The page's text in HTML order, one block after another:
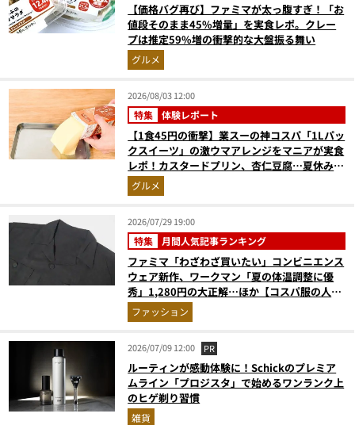
【価格バグ再び】ファミマが太っ腹すぎ！「お
値段そのまま45%増量」を実食レポ。クレー
プは推定59%増の衝撃的な大盤振る舞い
グルメ
2026/08/03 12:00
特集 体験レポート
【1食45円の衝撃】業スーの神コスパ「1Lパッ
クスイーツ」の激ウマアレンジをマニアが実食
レポ！カスタードプリン、杏仁豆腐…夏休みの
おやつに最強すぎた
グルメ
2026/07/29 19:00
特集 月間人気記事ランキング
ファミマ「わざわざ買いたい」コンビニエンス
ウェア新作、ワークマン「夏の体温調整に優
秀」1,280円の大正解…ほか【コスパ服の人気
記事ランキングベスト3】（2026年6月版）
ファッション
2026/07/09 12:00 PR
ルーティンが感動体験に！Schickのプレミア
ムライン「プロジスタ」で始めるワンランク上
のヒゲ剃り習慣
雑貨